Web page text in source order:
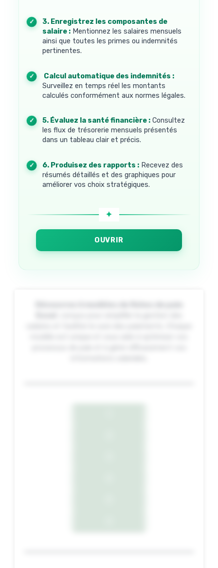
3. Enregistrez les composantes de
salaire : Mentionnez les salaires mensuels
ainsi que toutes les primes ou indemnités
pertinentes.
4. Calcul automatique des indemnités :
Surveillez en temps réel les montants
calculés conformément aux normes légales.
5. Évaluez la santé financière : Consultez
les flux de trésorerie mensuels présentés
dans un tableau clair et précis.
6. Produisez des rapports : Recevez des
résumés détaillés et des graphiques pour
améliorer vos choix stratégiques.
OUVRIR